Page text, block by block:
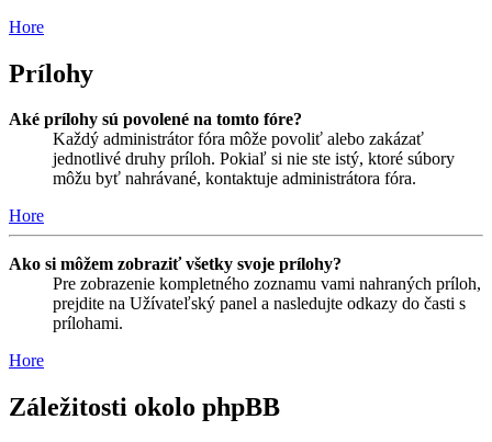
Hore
Prílohy
Aké prílohy sú povolené na tomto fóre?
Každý administrátor fóra môže povoliť alebo zakázať
jednotlivé druhy príloh. Pokiaľ si nie ste istý, ktoré súbory
môžu byť nahrávané, kontaktuje administrátora fóra.
Hore
Ako si môžem zobraziť všetky svoje prílohy?
Pre zobrazenie kompletného zoznamu vami nahraných príloh,
prejdite na Užívateľský panel a nasledujte odkazy do časti s
prílohami.
Hore
Záležitosti okolo phpBB